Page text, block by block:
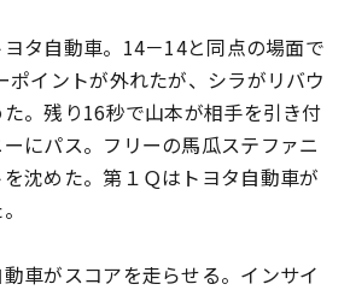
タ自動車。14－14と同点の場面で
ポイントが外れたが、シラがリバウ
。残り16秒で山本が相手を引き付
にパス。フリーの馬瓜ステファニ
沈めた。第１Ｑはトヨタ自動車が
車がスコアを走らせる。インサイ